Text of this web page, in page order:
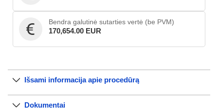
Bendra galutinė sutarties vertė (be PVM)
170,654.00 EUR
Išsami informacija apie procedūrą
Dokumentai